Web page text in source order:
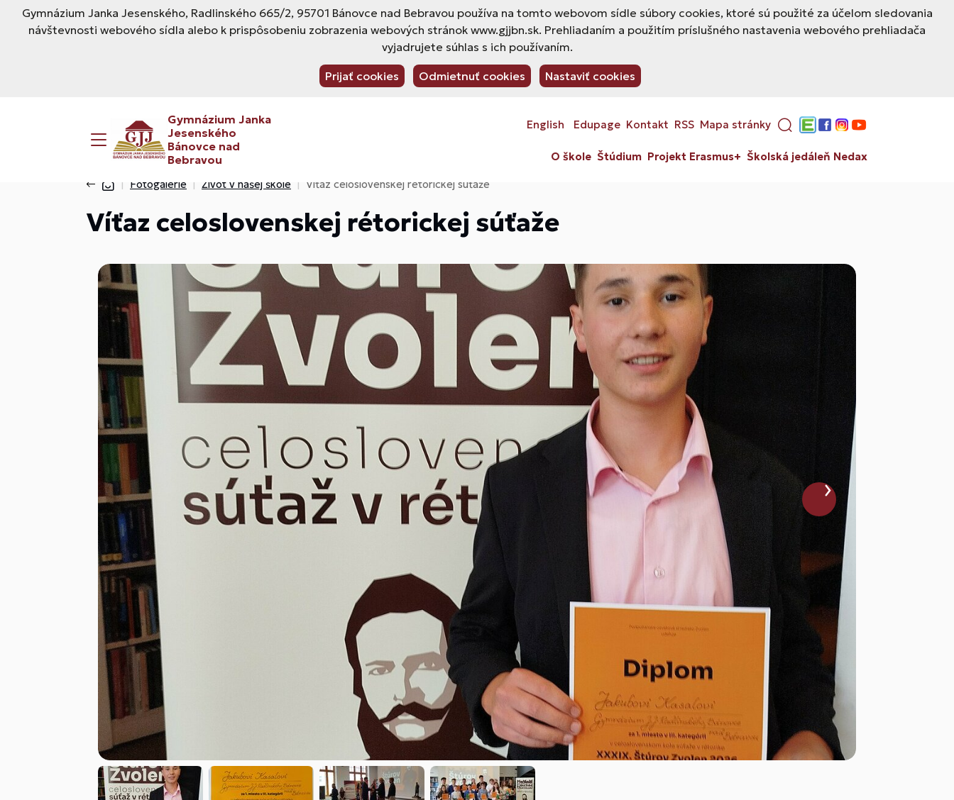
Gymnázium Janka Jesenského, Radlinského 665/2, 95701 Bánovce nad Bebravou používa na tomto webovom sídle súbory cookies, ktoré sú použité za účelom sledovania
návštevnosti webového sídla alebo k prispôsobeniu zobrazenia webových stránok www.gjjbn.sk. Prehliadaním a použitím príslušného nastavenia webového prehliadača
vyjadrujete súhlas s ich používaním.
Prijať cookies Odmietnuť cookies Nastaviť cookies
Gymnázium Janka
Jesenského
Bánovce nad
Bebravou
English Edupage Kontakt RSS Mapa stránky
Edupage
Facebook
Instagram
YouTube
O škole Štúdium Projekt Erasmus+ Školská jedáleň Nedax
Fotogalérie Život v našej škole Víťaz celoslovenskej rétorickej súťaže
Víťaz celoslovenskej rétorickej súťaže